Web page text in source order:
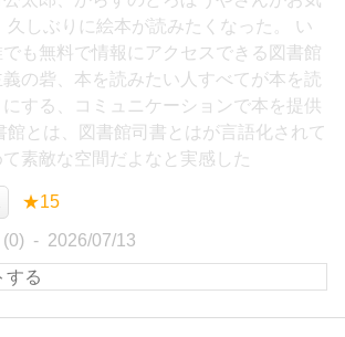
久しぶりに絵本が読みたくなった。 い
も無料で情報にアクセスできる図書館
の砦、本を読みたい人すべてが本を読
する、コミュニケーションで本を提供
館とは、図書館司書とはが言語化されて
素敵な空間だよなと実感した
★15
2026/07/13